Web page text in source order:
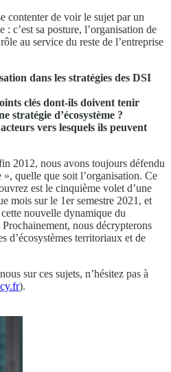
contenter de voir le sujet par un
c’est sa posture, l’organisation de
au service du reste de l’entreprise
dans les stratégies des DSI
clés dont-ils doivent tenir
stratégie d’écosystème ?
vers lesquels ils peuvent
2012, nous avons toujours défendu
», quelle que soit l’organisation. Ce
est le cinquième volet d’une
mois sur le 1er semestre 2021, et
nouvelle dynamique du
nous décrypterons
d’écosystèmes territoriaux et de
sur ces sujets, n’hésitez pas à
).